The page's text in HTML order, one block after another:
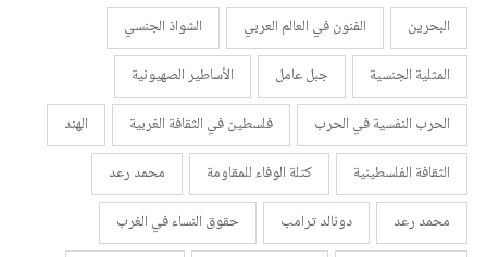
البحرين
الفنون في العالم العربي
الشواذ الجنسي
المثلية الجنسية
جبل عامل
الأساطير الصهيونية
الحرب النفسية في الحرب
فلسطين في الثقافة الغربية
الهند
الثقافة الفلسطينية
كتلة الوفاء للمقاومة
محمد رعد
محمد رعد
دونالد ترامب
حقوق النساء في الغرب